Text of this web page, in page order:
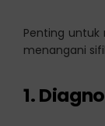
Penting untuk
menangani
1.